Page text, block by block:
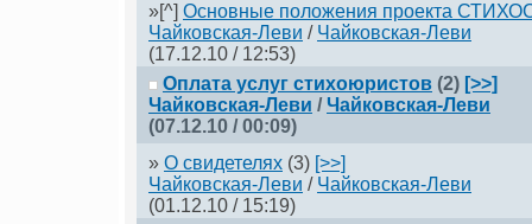
»[^] Основные положения проекта
Чайковская-Леви / Чайковская-Леви
(17.12.10 / 12:53)
Оплата услуг стихоюристов (2) [>>]
Чайковская-Леви /Чайковская-Леви
(07.12.10 / 00:09)
» О свидетелях (3) [>>]
Чайковская-Леви / Чайковская-Леви
(01.12.10 / 15:19)